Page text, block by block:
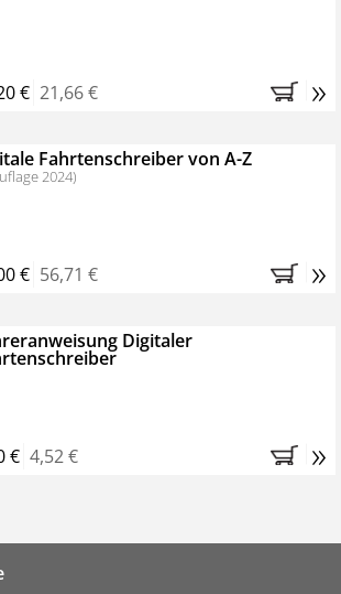
das VerkehrsRundschau Profipaket im
für zwei Monate (inkl. der derzeitig
Sie nichts weiter tun, das
automatisch, es entstehen keine
€ 21,66 € »
Fahrtenschreiber von A-Z
2024)
€ 56,71 € »
Digitaler
€ 4,52 € »